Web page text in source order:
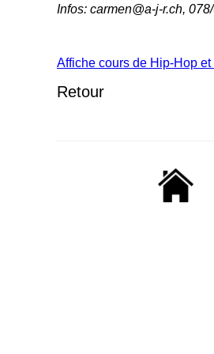
Infos: carmen@a-j-r.ch,
Affiche cours de Hip-Hop et
Retour